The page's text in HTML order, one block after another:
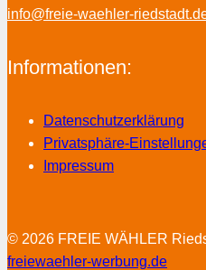
info@freie-waehler-
Informationen:
Datenschutzerklärung
Privatsphäre-
Impressum
© 2026 FREIE WÄHLER
freiewaehler-werbung.de